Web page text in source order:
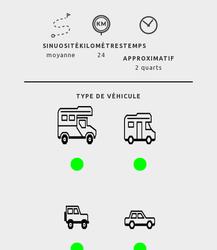
SINUOSITÉ
moyanne
KILOMÉTRES
24
TEMPS
APPROXIMATIF
2 quarts
TYPE DE VÉHICULE